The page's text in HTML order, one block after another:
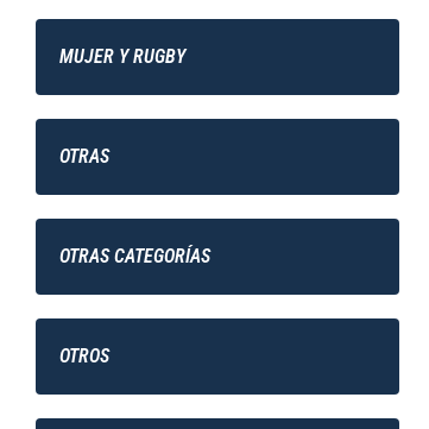
MUJER Y RUGBY
OTRAS
OTRAS CATEGORÍAS
OTROS